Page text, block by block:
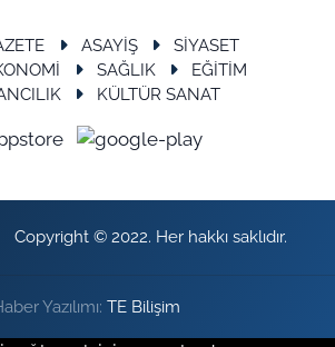
ASAYİŞ
SİYASET
SAĞLIK
EĞİTİM
KÜLTÜR SANAT
Copyright © 2022. Her hakkı saklıdır.
Yazılımı: TE Bilişim